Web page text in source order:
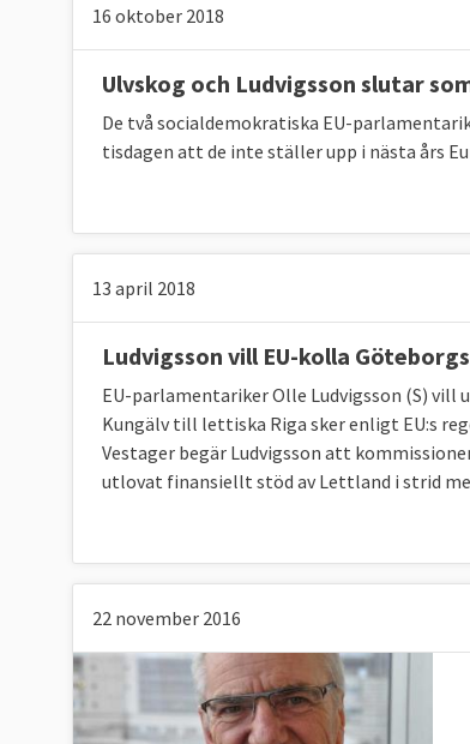
svarade Olle Ludvigsson:
Läs mer
16 oktober 2018
Ulvskog och Ludvigsson slutar
De två socialdemokratiska EU-
tisdagen att de inte ställer upp i nästa års
13 april 2018
Ludvigsson vill EU-kolla
EU-parlamentariker Olle Ludvigsson (S) vill
Kungälv till lettiska Riga sker enligt EU:s
Vestager begär Ludvigsson att
utlovat finansiellt stöd av Lettland i strid
22 november 2016